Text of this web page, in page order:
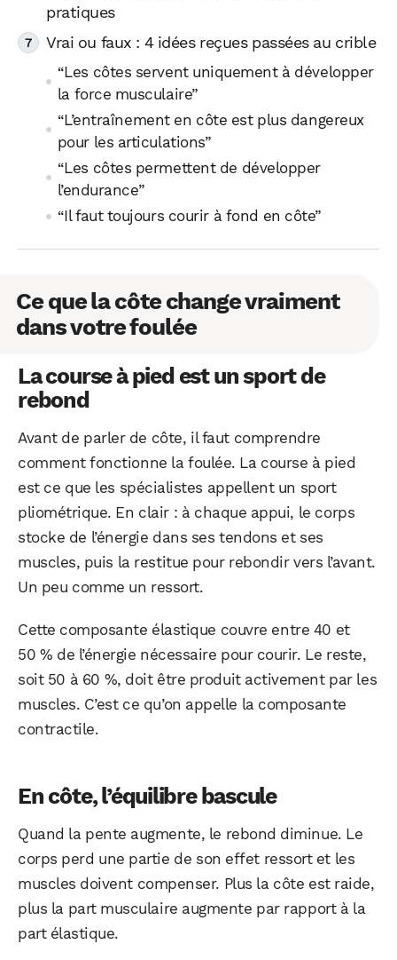
pratiques
Vrai ou faux : 4 idées reçues passées au crible
“Les côtes servent uniquement à développer
la force musculaire”
“L’entraînement en côte est plus dangereux
pour les articulations”
“Les côtes permettent de développer
l’endurance”
“Il faut toujours courir à fond en côte”
Ce que la côte change vraiment
dans votre foulée
La course à pied est un sport de
rebond
Avant de parler de côte, il faut comprendre
comment fonctionne la foulée. La course à pied
est ce que les spécialistes appellent un sport
pliométrique. En clair : à chaque appui, le corps
stocke de l’énergie dans ses tendons et ses
muscles, puis la restitue pour rebondir vers l’avant.
Un peu comme un ressort.
Cette composante élastique couvre entre 40 et
50 % de l’énergie nécessaire pour courir. Le reste,
soit 50 à 60 %, doit être produit activement par les
muscles. C’est ce qu’on appelle la composante
contractile.
En côte, l’équilibre bascule
Quand la pente augmente, le rebond diminue. Le
corps perd une partie de son effet ressort et les
muscles doivent compenser. Plus la côte est raide,
plus la part musculaire augmente par rapport à la
part élastique.